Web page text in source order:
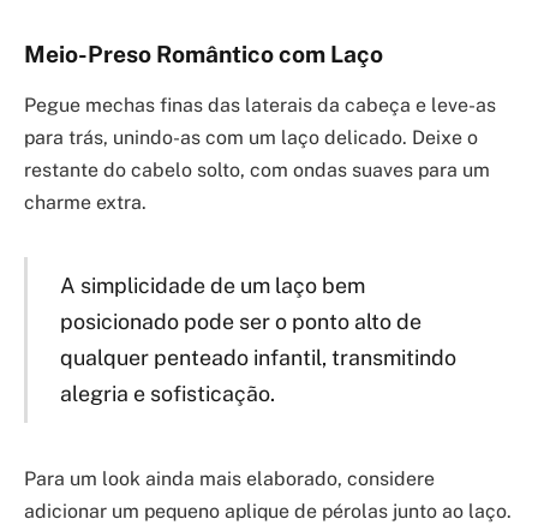
Meio-Preso Romântico com Laço
Pegue mechas finas das laterais da cabeça e leve-as
para trás, unindo-as com um laço delicado. Deixe o
restante do cabelo solto, com ondas suaves para um
charme extra.
A simplicidade de um laço bem
posicionado pode ser o ponto alto de
qualquer penteado infantil, transmitindo
alegria e sofisticação.
Para um look ainda mais elaborado, considere
adicionar um pequeno aplique de pérolas junto ao laço.